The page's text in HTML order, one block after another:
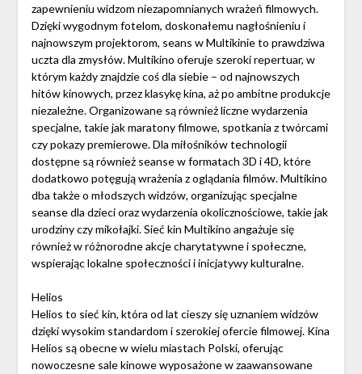
zapewnieniu widzom niezapomnianych wrażeń filmowych.
Dzięki wygodnym fotelom, doskonałemu nagłośnieniu i
najnowszym projektorom, seans w Multikinie to prawdziwa
uczta dla zmysłów. Multikino oferuje szeroki repertuar, w
którym każdy znajdzie coś dla siebie – od najnowszych
hitów kinowych, przez klasykę kina, aż po ambitne produkcje
niezależne. Organizowane są również liczne wydarzenia
specjalne, takie jak maratony filmowe, spotkania z twórcami
czy pokazy premierowe. Dla miłośników technologii
dostępne są również seanse w formatach 3D i 4D, które
dodatkowo potęgują wrażenia z oglądania filmów. Multikino
dba także o młodszych widzów, organizując specjalne
seanse dla dzieci oraz wydarzenia okolicznościowe, takie jak
urodziny czy mikołajki. Sieć kin Multikino angażuje się
również w różnorodne akcje charytatywne i społeczne,
wspierając lokalne społeczności i inicjatywy kulturalne.
Helios
Helios to sieć kin, która od lat cieszy się uznaniem widzów
dzięki wysokim standardom i szerokiej ofercie filmowej. Kina
Helios są obecne w wielu miastach Polski, oferując
nowoczesne sale kinowe wyposażone w zaawansowane